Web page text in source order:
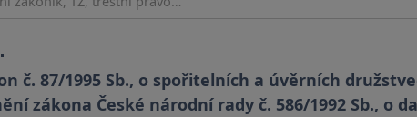
č. 87/1995 Sb., o spořitelních a úvěrních
zákona České národní rady č. 586/1992 Sb., o